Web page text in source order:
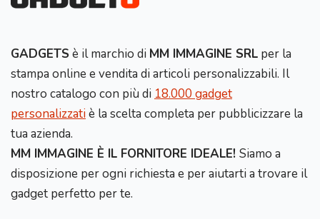
GADGETS è il marchio di MM IMMAGINE SRL per la
stampa online e vendita di articoli personalizzabili. Il
nostro catalogo con più di 18.000 gadget
personalizzatiè la scelta completa per pubblicizzare la
tua azienda.
MM IMMAGINE È IL FORNITORE IDEALE! Siamo a
disposizione per ogni richiesta e per aiutarti a trovare il
gadget perfetto per te.